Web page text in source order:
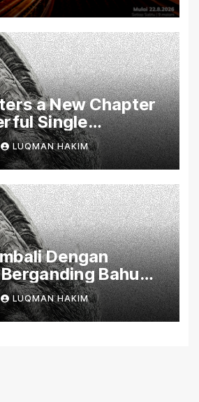
a New Chapter
Single
Featuring F.Hero.
LUQMAN HAKIM
Dengan
Berganding Bahu
Rap Thailand
LUQMAN HAKIM